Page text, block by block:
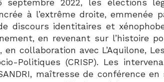
septembre 2022, les élections
à l’extrême droite, emmenée
discours identitaires et
en revenant sur l’histoire
en collaboration avec L’Aquilone,
Politiques (CRISP). Les
maîtresse de conférence